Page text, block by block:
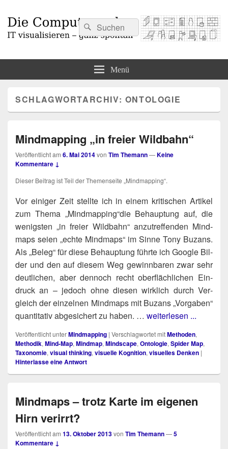
Suchen
nach:
Suchen
Menü
SCHLAGWORTARCHIV: ONTOLOGIE
Mindmapping „in freier Wildbahn“
Veröffentlicht am 6. Mai 2014von Tim Themann—Keine
Kommentare ↓
Die­ser Bei­trag ist Teil der The­men­sei­te „Mind­map­ping“.
Vor eini­ger Zeit stell­te ich in einem kri­ti­schen Arti­kel
zum The­ma „Mind­map­ping“​die Behaup­tung auf, die
wenigs­ten „in frei­er Wild­bahn“ anzu­tref­fen­den Mind­
maps sei­en „ech­te Mind­maps“ im Sin­ne Tony Buzans.
Als „Beleg“ für die­se Behaup­tung führ­te ich Goog­le Bil­
der und den auf die­sem Weg gewinn­ba­ren zwar sehr
deut­li­chen, aber den­noch recht ober­fläch­li­chen Ein­
druck an – jedoch ohne die­sen wirk­lich durch Ver­
gleich der ein­zel­nen Mind­maps mit Buzans „Vor­ga­ben“
quan­ti­ta­tiv abge­si­chert zu haben. … weiterlesen ...
Veröffentlicht unterMindmapping | Verschlagwortet mitMethoden,
Methodik, Mind-Map, Mindmap, Mindscape, Ontologie, Spider Map,
Taxonomie, visual thinking, visuelle Kognition, visuelles Denken |
Hinterlasse eine Antwort
Mindmaps – trotz Karte im eigenen
Hirn verirrt?
Veröffentlicht am 13. Oktober 2013von Tim Themann—5
Kommentare ↓